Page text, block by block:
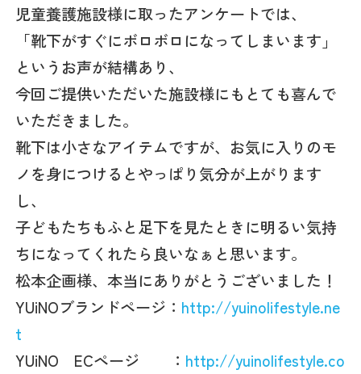
児童養護施設様に取ったアンケートでは、
「靴下がすぐにボロボロになってしまいます」
というお声が結構あり、
今回ご提供いただいた施設様にもとても喜んで
いただきました。
靴下は小さなアイテムですが、お気に入りのモ
ノを身につけるとやっぱり気分が上がります
し、
子どもたちもふと足下を見たときに明るい気持
ちになってくれたら良いなぁと思います。
松本企画様、本当にありがとうございました！
YUiNOブランドページ： http://yuinolifestyle.ne
t
YUiNO ECページ ： http://yuinolifestyle.co